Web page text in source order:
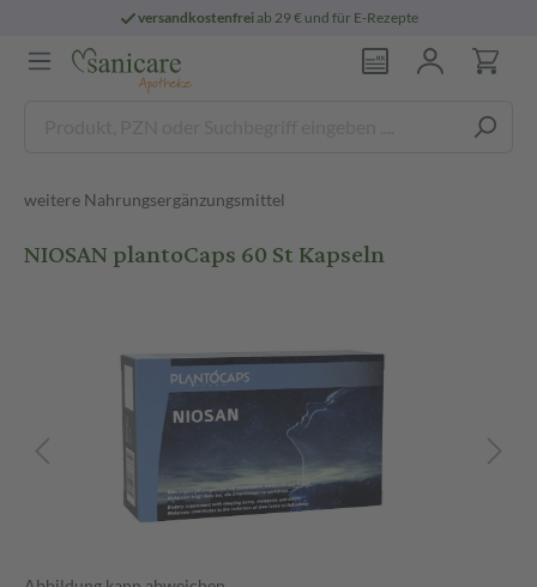
versandkostenfreiab 29 € und für E-Rezepte
weitere Nahrungsergänzungsmittel
NIOSAN plantoCaps 60 St Kapseln